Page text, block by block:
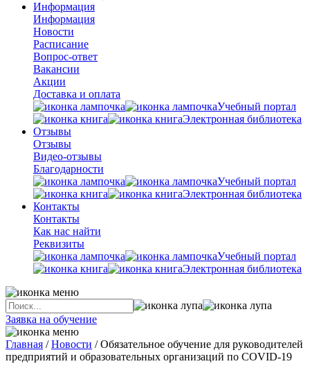
Информация
Информация
Новости
Расписание
Вопрос-ответ
Вакансии
Акции
Доставка и оплата
Учебный портал
Электронная библиотека
Отзывы
Отзывы
Видео-отзывы
Благодарности
Учебный портал
Электронная библиотека
Контакты
Контакты
Как нас найти
Реквизиты
Учебный портал
Электронная библиотека
Заявка на обучение
Главная /Новости /Обязательное обучение для руководителей
предприятий и образовательных организаций по COVID-19